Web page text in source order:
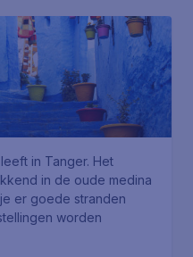
in Tanger. Het
in de oude medina
er goede stranden
worden